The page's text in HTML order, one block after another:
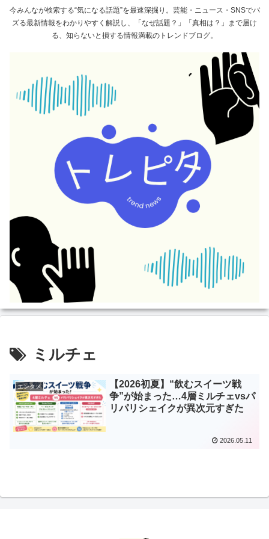
今みんなが検索する“気になる話題”を最速深掘り。芸能・ニュース・SNSでバ
ズる最新情報をわかりやすく解説し、「なぜ話題？」「真相は？」まで届け
る、知らないと損する情報満載のトレンドブログ。
ミルチェ
エンタメ
【2026初夏】“飲むスイーツ戦
争”が始まった…4層ミルチェvsパ
リパリシェイクが異次元すぎた
2026.05.11